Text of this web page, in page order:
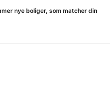
nye boliger, som matcher din